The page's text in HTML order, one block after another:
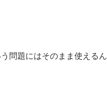
問題にはそのまま使える